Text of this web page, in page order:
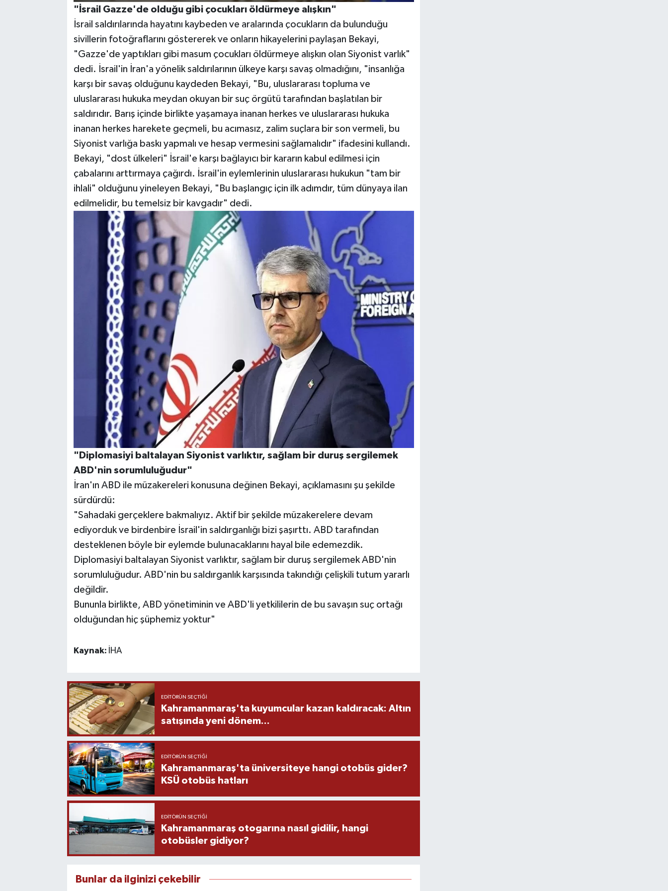
"İsrail Gazze'de olduğu gibi çocukları öldürmeye alışkın"
İsrail saldırılarında hayatını kaybeden ve aralarında çocukların da bulunduğu
sivillerin fotoğraflarını göstererek ve onların hikayelerini paylaşan Bekayi,
"Gazze'de yaptıkları gibi masum çocukları öldürmeye alışkın olan Siyonist varlık"
dedi. İsrail'in İran'a yönelik saldırılarının ülkeye karşı savaş olmadığını, "insanlığa
karşı bir savaş olduğunu kaydeden Bekayi, "Bu, uluslararası topluma ve
uluslararası hukuka meydan okuyan bir suç örgütü tarafından başlatılan bir
saldırıdır. Barış içinde birlikte yaşamaya inanan herkes ve uluslararası hukuka
inanan herkes harekete geçmeli, bu acımasız, zalim suçlara bir son vermeli, bu
Siyonist varlığa baskı yapmalı ve hesap vermesini sağlamalıdır" ifadesini kullandı.
Bekayi, "dost ülkeleri" İsrail'e karşı bağlayıcı bir kararın kabul edilmesi için
çabalarını arttırmaya çağırdı. İsrail'in eylemlerinin uluslararası hukukun "tam bir
ihlali" olduğunu yineleyen Bekayi, "Bu başlangıç için ilk adımdır, tüm dünyaya ilan
edilmelidir, bu temelsiz bir kavgadır" dedi.
"Diplomasiyi baltalayan Siyonist varlıktır, sağlam bir duruş sergilemek
ABD'nin sorumluluğudur"
İran'ın ABD ile müzakereleri konusuna değinen Bekayi, açıklamasını şu şekilde
sürdürdü:
"Sahadaki gerçeklere bakmalıyız. Aktif bir şekilde müzakerelere devam
ediyorduk ve birdenbire İsrail'in saldırganlığı bizi şaşırttı. ABD tarafından
desteklenen böyle bir eylemde bulunacaklarını hayal bile edemezdik.
Diplomasiyi baltalayan Siyonist varlıktır, sağlam bir duruş sergilemek ABD'nin
sorumluluğudur. ABD'nin bu saldırganlık karşısında takındığı çelişkili tutum yararlı
değildir.
Bununla birlikte, ABD yönetiminin ve ABD'li yetkililerin de bu savaşın suç ortağı
olduğundan hiç şüphemiz yoktur"
Kaynak: İHA
EDITÖRÜN SEÇTIĞI
Kahramanmaraş'ta kuyumcular kazan kaldıracak: Altın
satışında yeni dönem...
EDITÖRÜN SEÇTIĞI
Kahramanmaraş'ta üniversiteye hangi otobüs gider?
KSÜ otobüs hatları
EDITÖRÜN SEÇTIĞI
Kahramanmaraş otogarına nasıl gidilir, hangi
otobüsler gidiyor?
Bunlar da ilginizi çekebilir